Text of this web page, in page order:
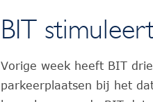
BIT
Vorige week heeft BIT
parkeerplaatsen bij het